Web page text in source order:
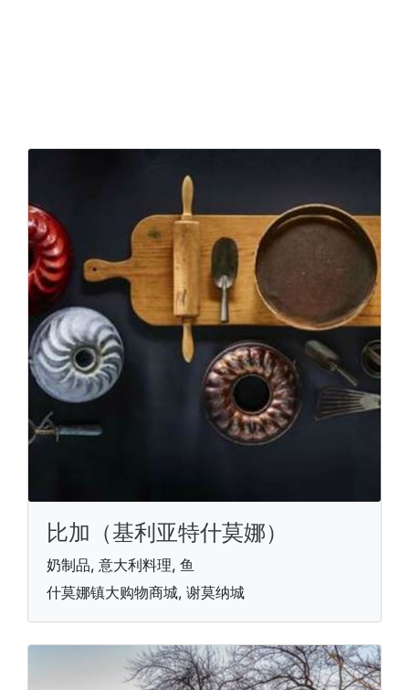
比加（基利亚特什莫娜）
奶制品, 意大利料理, 鱼
什莫娜镇大购物商城, 谢莫纳城